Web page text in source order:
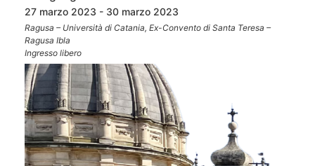
27 marzo 2023 - 30 marzo 2023
Ragusa – Università di Catania, Ex-Convento di Santa Teresa –
Ragusa Ibla
Ingresso libero